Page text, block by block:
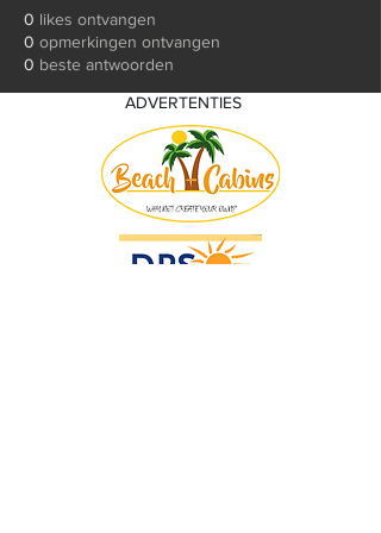
0 likes ontvangen
0 opmerkingen ontvangen
0 beste antwoorden
ADVERTENTIES